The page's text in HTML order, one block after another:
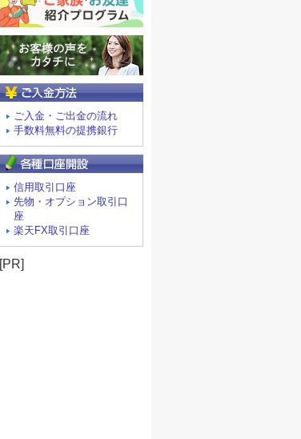
ご入金・ご出金の流れ
手数料無料の提携銀行
信用取引口座
先物・オプション取引口
座
楽天FX取引口座
[PR]